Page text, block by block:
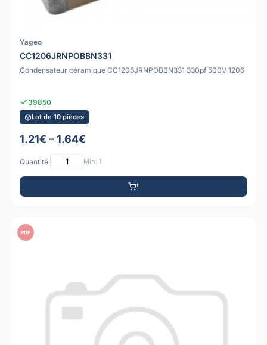
Yageo
CC1206JRNPOBBN331
Condensateur céramique CC1206JRNPOBBN331 330pf 500V 1206
39850
Lot de 10 pièces
1.21€ – 1.64€
Quantité: Min: 1
PDF